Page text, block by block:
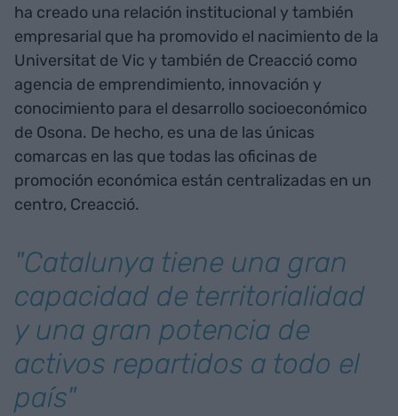
ha creado una relación institucional y también
empresarial que ha promovido el nacimiento de la
Universitat de Vic y también de Creacció como
agencia de emprendimiento, innovación y
conocimiento para el desarrollo socioeconómico
de Osona. De hecho, es una de las únicas
comarcas en las que todas las oficinas de
promoción económica están centralizadas en un
centro, Creacció.
"Catalunya tiene una gran
capacidad de territorialidad
y una gran potencia de
activos repartidos a todo el
país"